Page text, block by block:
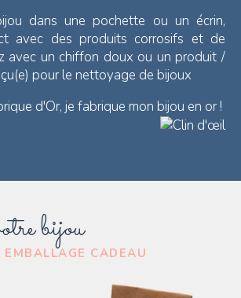
bijou
CADEAU
dans une pochette ou un écrin,
avec des produits corrosifs et de
avec un chiffon doux ou un produit /
pour le nettoyage de bijoux
d'Or, je fabrique mon bijou en or !